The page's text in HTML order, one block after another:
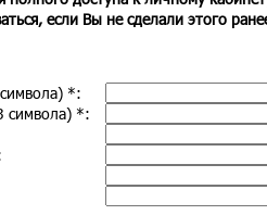
если Вы не сделали этого
*:
символа) *: